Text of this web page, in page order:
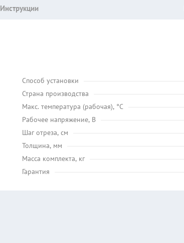
Инструкции
Способ установки
Страна производства
Maкс. температура (рабочая), °C
Рабочее напряжение, В
Шаг отреза, см
Толщина, мм
Масса комплекта, кг
Гарантия